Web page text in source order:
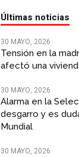
Últimas noticias
30 MAYO, 2026
Tensión en la
afectó una
30 MAYO, 2026
Alarma en la
desgarro y es
Mundial
30 MAYO, 2026